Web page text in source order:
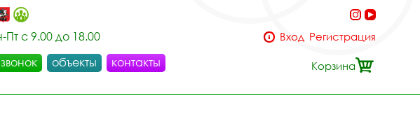
Пт с 9.00 до 18.00
объекты контакты
Вход Регистрация
Корзина